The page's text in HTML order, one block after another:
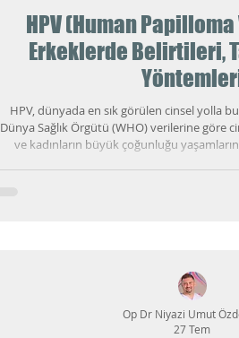
HPV (Human
Erkeklerde Belirtileri,
HPV, dünyada en sık görülen cinsel yolla
Dünya Sağlık Örgütü (WHO) verilerine göre
ve kadınların büyük çoğunluğu
Op Dr Niyazi Umut
27 Tem